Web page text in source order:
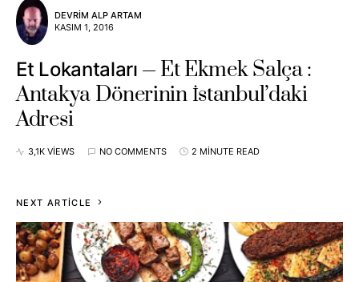
DEVRIM ALP ARTAM
KASIM 1, 2016
Et Lokantaları
Et Ekmek Salça :
Antakya Dönerinin İstanbul’daki
Adresi
3,1K VIEWS NO COMMENTS 2 MINUTE READ
NEXT ARTICLE